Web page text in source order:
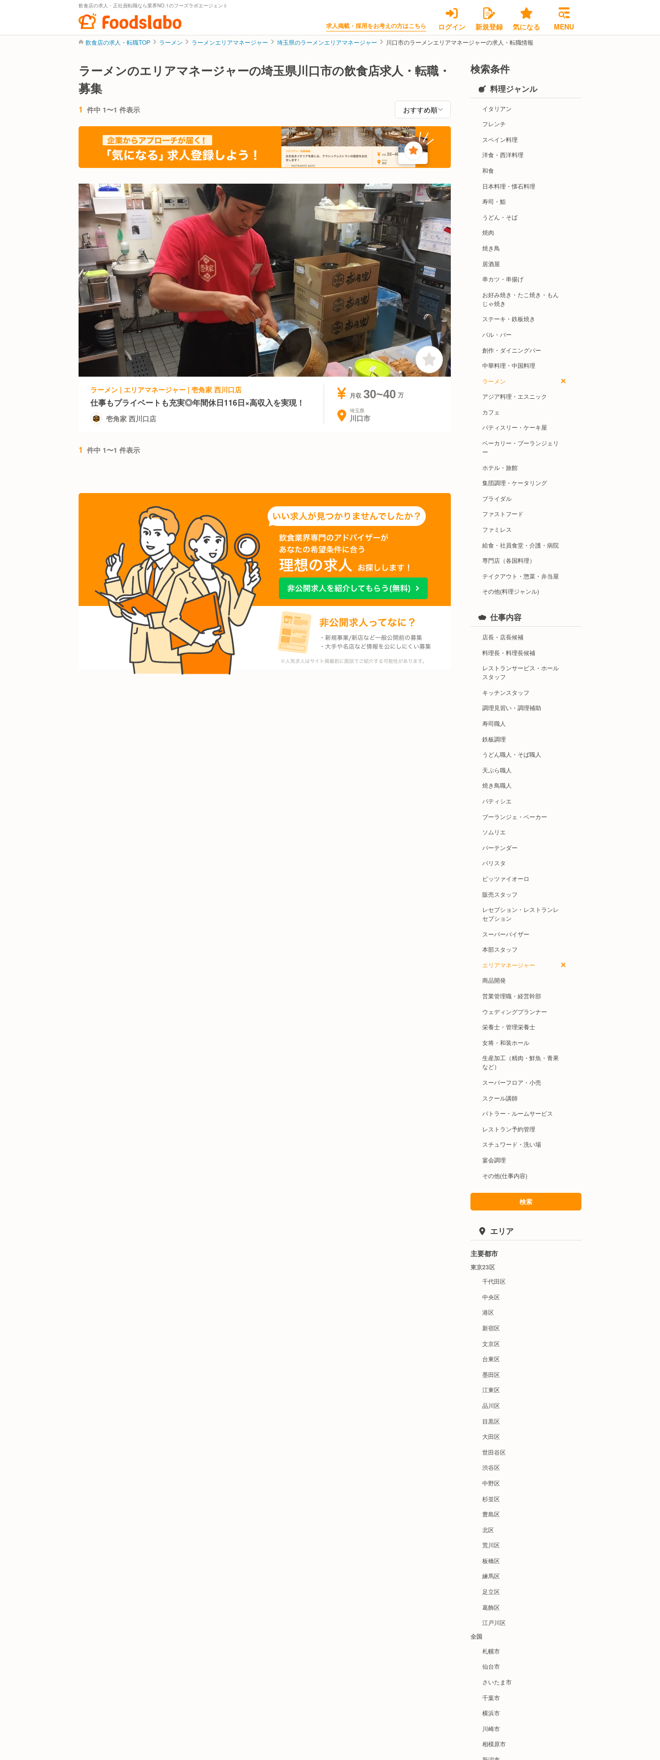
飲食店の求人・正社員転職なら業界NO.1のフーズラボエージェント
求人掲載・採用をお考えの方はこちら ログイン 新規登録 気になる MENU
飲食店の求人・転職TOP ラーメン ラーメンエリアマネージャー 埼玉県のラーメンエリアマネージャー 川口市のラーメンエリアマネージャーの求人・転職情報
ラーメンのエリアマネージャーの埼玉県川口市の飲食店求人・転職・
募集
1 件中 1〜1 件表示
ラーメン | エリアマネージャー | 壱角家 西川口店
仕事もプライベートも充実◎年間休日116日×高収入を実現！
壱角家 西川口店
月収 30~40
埼玉県
川口市
1 件中 1〜1 件表示
検索条件
料理ジャンル
イタリアン
フレンチ
スペイン料理
洋食・西洋料理
和食
日本料理・懐石料理
寿司・鮨
うどん・そば
焼肉
焼き鳥
居酒屋
串カツ・串揚げ
お好み焼き・たこ焼き・もん
じゃ焼き
ステーキ・鉄板焼き
バル・バー
創作・ダイニングバー
中華料理・中国料理
ラーメン
アジア料理・エスニック
カフェ
パティスリー・ケーキ屋
ベーカリー・ブーランジェリ
ー
ホテル・旅館
集団調理・ケータリング
ブライダル
ファストフード
ファミレス
給食・社員食堂・介護・病院
専門店（各国料理）
テイクアウト・惣菜・弁当屋
その他(料理ジャンル)
仕事内容
店長・店長候補
料理長・料理長候補
レストランサービス・ホール
スタッフ
キッチンスタッフ
調理見習い・調理補助
寿司職人
鉄板調理
うどん職人・そば職人
天ぷら職人
焼き鳥職人
パティシエ
ブーランジェ・ベーカー
ソムリエ
バーテンダー
バリスタ
ピッツァイオーロ
販売スタッフ
レセプション・レストランレ
セプション
スーパーバイザー
本部スタッフ
エリアマネージャー
商品開発
営業管理職・経営幹部
ウェディングプランナー
栄養士・管理栄養士
女将・和装ホール
生産加工（精肉・鮮魚・青果
など）
スーパーフロア・小売
スクール講師
バトラー・ルームサービス
レストラン予約管理
スチュワード・洗い場
宴会調理
その他(仕事内容)
検索
エリア
主要都市
東京23区
千代田区
中央区
港区
新宿区
文京区
台東区
墨田区
江東区
品川区
目黒区
大田区
世田谷区
渋谷区
中野区
杉並区
豊島区
北区
荒川区
板橋区
練馬区
足立区
葛飾区
江戸川区
全国
札幌市
仙台市
さいたま市
千葉市
横浜市
川崎市
相模原市